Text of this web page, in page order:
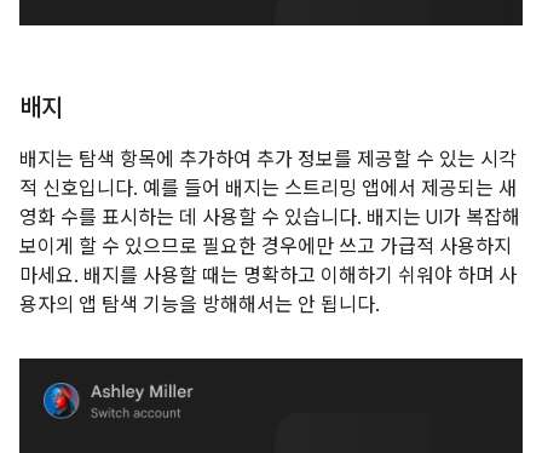
배지
배지는 탐색 항목에 추가하여 추가 정보를 제공할 수 있는 시각
적 신호입니다. 예를 들어 배지는 스트리밍 앱에서 제공되는 새
영화 수를 표시하는 데 사용할 수 있습니다. 배지는 UI가 복잡해
보이게 할 수 있으므로 필요한 경우에만 쓰고 가급적 사용하지
마세요. 배지를 사용할 때는 명확하고 이해하기 쉬워야 하며 사
용자의 앱 탐색 기능을 방해해서는 안 됩니다.